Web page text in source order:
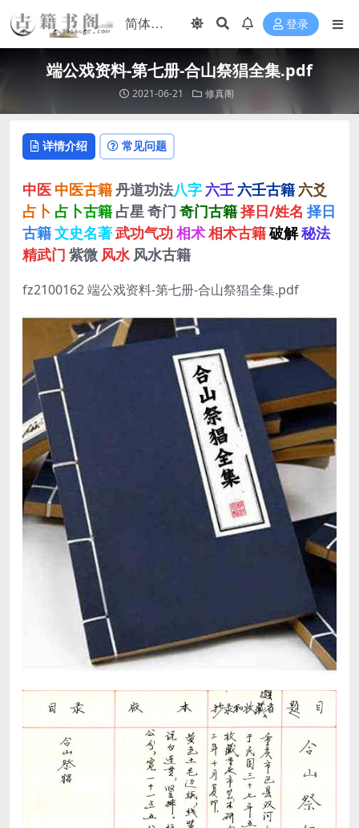
登录
端公戏资料-第七册-合山祭猖全集.pdf
2021-06-21 修真阁
详情介绍 常见问题
中医 中医古籍丹道功法八字 六壬 六壬古籍 六爻
占卜 占卜古籍 占星 奇门 奇门古籍择日/姓名 择日
古籍文史名著武功气功 相术相术古籍破解秘法
精武门 紫微 风水 风水古籍
fz2100162 端公戏资料-第七册-合山祭猖全集.pdf